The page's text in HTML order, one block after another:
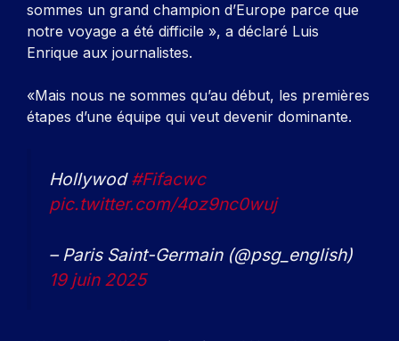
sommes un grand champion d’Europe parce que
notre voyage a été difficile », a déclaré Luis
Enrique aux journalistes.
«Mais nous ne sommes qu’au début, les premières
étapes d’une équipe qui veut devenir dominante.
Hollywod#Fifacwc
pic.twitter.com/4oz9nc0wuj
– Paris Saint-Germain (@psg_english)
19 juin 2025